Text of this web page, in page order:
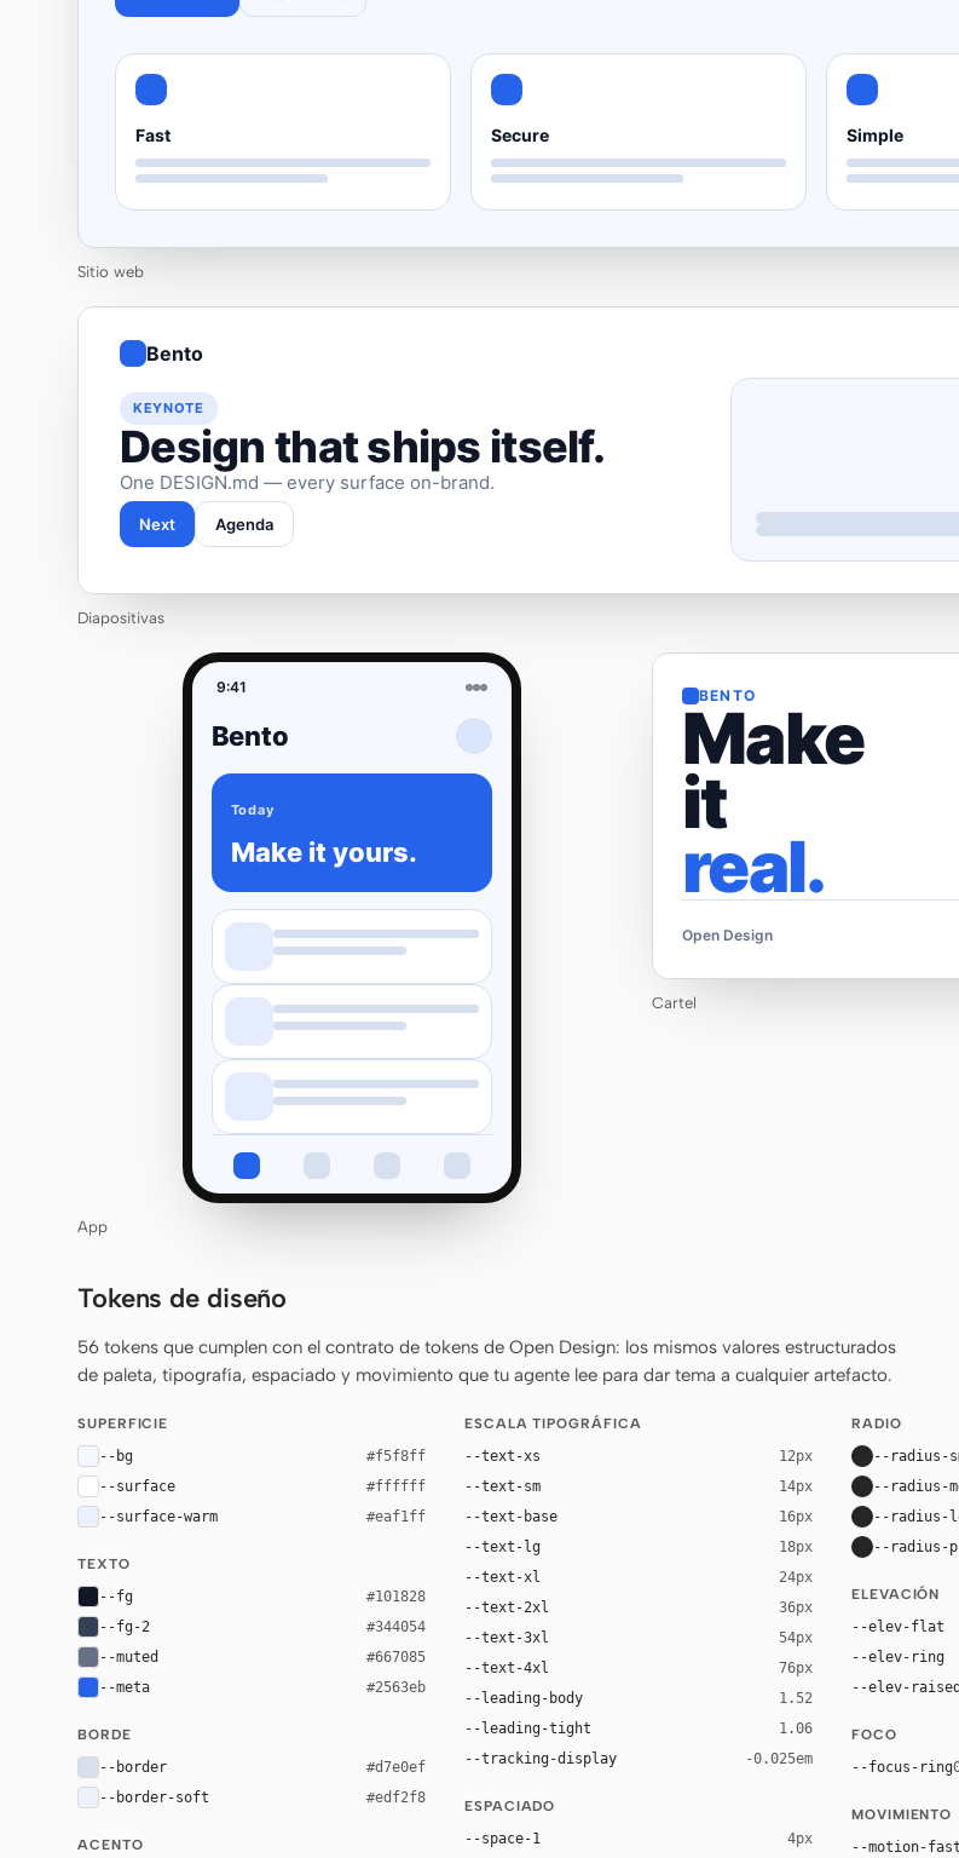
Fast Secure Simple
Sitio web
Bento
KEYNOTE
Design that ships itself.
One DESIGN.md — every surface on-brand.
Next Agenda
Diapositivas
9:41
Bento
Today
Make it yours.
App
BENTO
Make
it
real.
Open Design
Cartel
Tokens de diseño
56 tokens que cumplen con el contrato de tokens de Open Design: los mismos valores estructurados
de paleta, tipografía, espaciado y movimiento que tu agente lee para dar tema a cualquier artefacto.
SUPERFICIE
--bg #f5f8ff
--surface #ffffff
--surface-warm #eaf1ff
TEXTO
--fg #101828
--fg-2 #344054
--muted #667085
--meta #2563eb
BORDE
--border #d7e0ef
--border-soft #edf2f8
ACENTO
ESCALA TIPOGRÁFICA
--text-xs 12px
--text-sm 14px
--text-base 16px
--text-lg 18px
--text-xl 24px
--text-2xl 36px
--text-3xl 54px
--text-4xl 76px
--leading-body 1.52
--leading-tight 1.06
--tracking-display -0.025em
ESPACIADO
--space-1 4px
RADIO
--radius-
--radius-
--radius-
--radius-
ELEVACIÓN
--elev-flat
--elev-ring
--elev-raised
FOCO
--focus-ring
MOVIMIENTO
--motion-fast